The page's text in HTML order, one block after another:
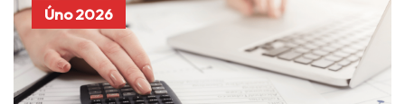
Úno 2026